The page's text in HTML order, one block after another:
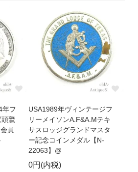
年フ
頭鷲
員
USA1989年ヴィンテージフ
リーメイソンA.F&A.Mテキ
サスロッジグランドマスタ
ー記念コインメダル【N-
22063】@
0円(内税)